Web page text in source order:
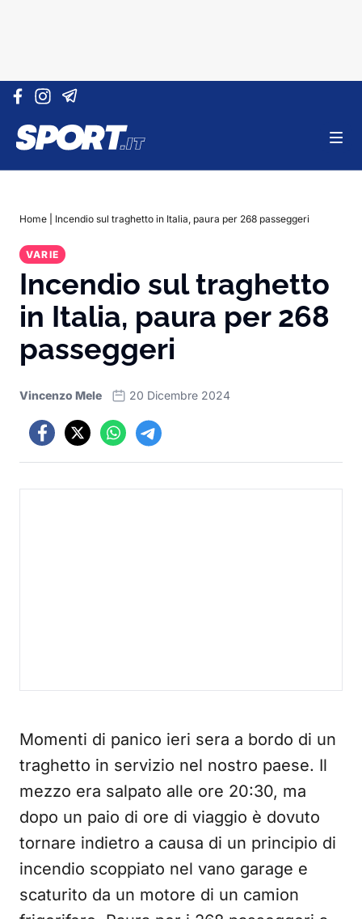
Vai al contenuto
Home Incendio sul traghetto in Italia, paura per 268 passeggeri
VARIE
Incendio sul traghetto
in Italia, paura per 268
passeggeri
Vincenzo Mele 20 Dicembre 2024
Momenti di panico ieri sera a bordo di un
traghetto in servizio nel nostro paese. Il
mezzo era salpato alle ore 20:30, ma
dopo un paio di ore di viaggio è dovuto
tornare indietro a causa di un principio di
incendio scoppiato nel vano garage e
scaturito da un motore di un camion